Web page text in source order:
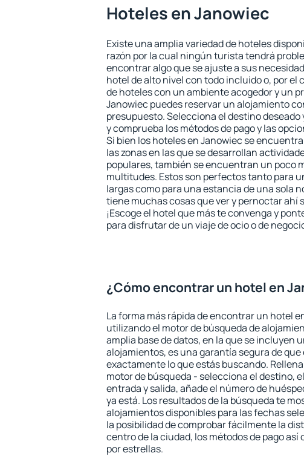
Hoteles en Janowiec
Existe una amplia variedad de hoteles
razón por la cual ningún turista tendrá
encontrar algo que se ajuste a sus
hotel de alto nivel con todo incluido o, por el
de hoteles con un ambiente acogedor y un
Janowiec puedes reservar un alojamiento
presupuesto. Selecciona el destino deseado
y comprueba los métodos de pago y las
Si bien los hoteles en Janowiec se
las zonas en las que se desarrollan
populares, también se encuentran un poco
multitudes. Estos son perfectos tanto para
largas como para una estancia de una sola
tiene muchas cosas que ver y pernoctar ahí
¡Escoge el hotel que más te convenga y
para disfrutar de un viaje de ocio o de
¿Cómo encontrar un hotel en
La forma más rápida de encontrar un hotel
utilizando el motor de búsqueda de
amplia base de datos, en la que se incluyen
alojamientos, es una garantía segura de
exactamente lo que estás buscando.
motor de búsqueda - selecciona el destino,
entrada y salida, añade el número de
ya está. Los resultados de la búsqueda te
alojamientos disponibles para las fechas
la posibilidad de comprobar fácilmente la
centro de la ciudad, los métodos de pago
por estrellas.